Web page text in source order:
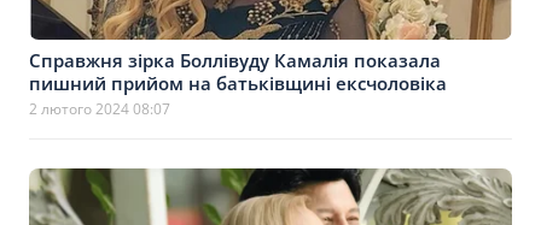
Справжня зірка Боллівуду Камалія показала
пишний прийом на батьківщині ексчоловіка
2 лютого 2024 08:07